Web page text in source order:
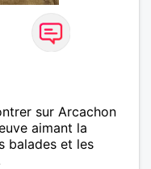
sur Arcachon
aimant la
balades et les